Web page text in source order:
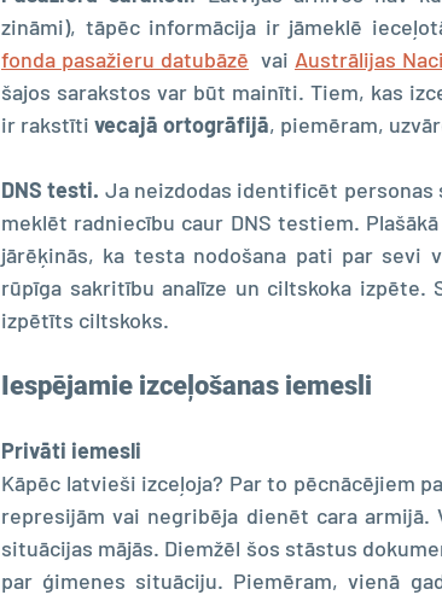
zināmi), tāpēc informācija ir jāmeklē
fonda pasažieru datubāzē
  vai
Austrālijas
šajos sarakstos var būt mainīti. Tiem, kas
ir rakstīti vecajā ortogrāfijā, piemēram,
DNS testi. Ja neizdodas identificēt personas
meklēt radniecību caur DNS testiem.
jārēķinās, ka testa nodošana pati par sevi
rūpīga sakritību analīze un ciltskoka
izpētīts ciltskoks.
Iespējamie izceļošanas iemesli
Privāti iemesli
Kāpēc latvieši izceļoja? Par to pēcnācējiem
represijām vai negribēja dienēt cara
situācijas mājās. Diemžēl šos stāstus
par ģimenes situāciju. Piemēram, vienā